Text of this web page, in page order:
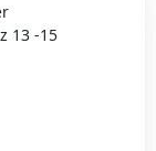
13 -15